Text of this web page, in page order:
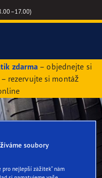
zdarma – objednejte si
rezervujte si montáž
soubory
pro nejlepší zážitek“ nám